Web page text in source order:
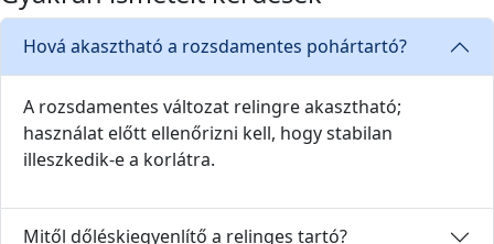
Hová akasztható a rozsdamentes pohártartó?
A rozsdamentes változat relingre akasztható;
használat előtt ellenőrizni kell, hogy stabilan
illeszkedik-e a korlátra.
Mitől dőléskiegyenlítő a relinges tartó?